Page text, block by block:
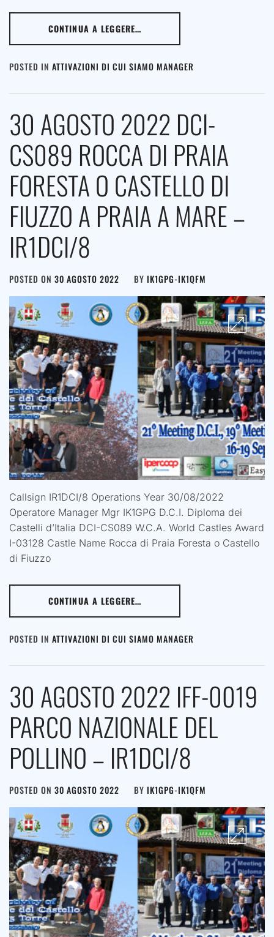
CONTINUA A LEGGERE…
POSTED IN ATTIVAZIONI DI CUI SIAMO MANAGER
30 AGOSTO 2022 DCI-
CS089 ROCCA DI PRAIA
FORESTA O CASTELLO DI
FIUZZO A PRAIA A MARE –
IR1DCI/8
POSTED ON 30 AGOSTO 2022 BY IK1GPG-IK1QFM
Callsign IR1DCI/8 Operations Year 30/08/2022
Operatore Manager Mgr IK1GPG D.C.I. Diploma dei
Castelli d’Italia DCI-CS089 W.C.A. World Castles Award
I-03128 Castle Name Rocca di Praia Foresta o Castello
di Fiuzzo
CONTINUA A LEGGERE…
POSTED IN ATTIVAZIONI DI CUI SIAMO MANAGER
30 AGOSTO 2022 IFF-0019
PARCO NAZIONALE DEL
POLLINO – IR1DCI/8
POSTED ON 30 AGOSTO 2022 BY IK1GPG-IK1QFM